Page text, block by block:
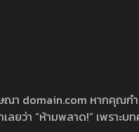
ณา domain.com หากคุณก
ลยว่า “ห้ามพลาด!” เพราะ